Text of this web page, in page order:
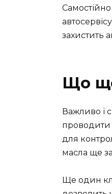
захистить
Що
Важливо і
проводити
для
масла ще
Ще один